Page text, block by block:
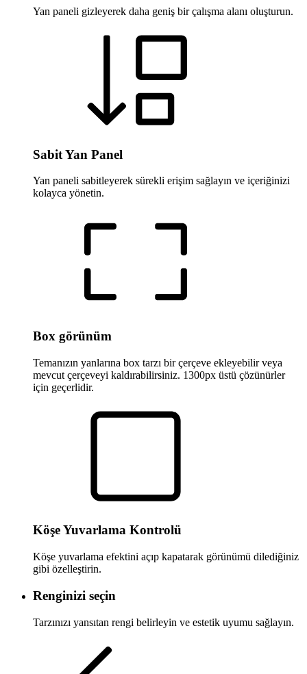
Yan paneli gizleyerek daha geniş bir çalışma alanı oluşturun.
Sabit Yan Panel
Yan paneli sabitleyerek sürekli erişim sağlayın ve içeriğinizi
kolayca yönetin.
Box görünüm
Temanızın yanlarına box tarzı bir çerçeve ekleyebilir veya
mevcut çerçeveyi kaldırabilirsiniz. 1300px üstü çözünürler
için geçerlidir.
Köşe Yuvarlama Kontrolü
Köşe yuvarlama efektini açıp kapatarak görünümü dilediğiniz
gibi özelleştirin.
Renginizi seçin
Tarzınızı yansıtan rengi belirleyin ve estetik uyumu sağlayın.